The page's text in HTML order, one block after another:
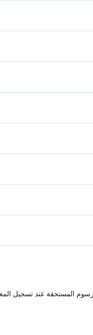
المستحقة عند تسجيل